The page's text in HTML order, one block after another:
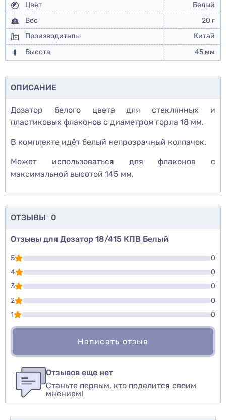
Цвет
Белый
Вес
20 г
Производитель
Китай
Высота
45 мм
ОПИСАНИЕ
Дозатор белого цвета для стеклянных и
пластиковых флаконов с диаметром горла 18 мм.
В комплекте идёт белый непрозрачный колпачок.
Может использоваться для флаконов с
максимальной высотой 145 мм.
ОТЗЫВЫ 0
Отзывы для Дозатор 18/415 КПВ Белый
5
0
4
0
3
0
2
0
1
0
Написать отзыв
авторизуйтесь иливойдите
Оценить товар
Отзывов еще нет
Станьте первым, кто поделится своим
мнением!